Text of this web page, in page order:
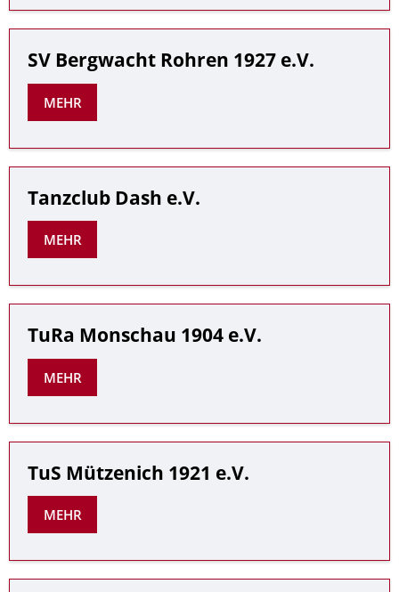
SV Bergwacht Rohren 1927 e.V.
MEHR
Tanzclub Dash e.V.
MEHR
TuRa Monschau 1904 e.V.
MEHR
TuS Mützenich 1921 e.V.
MEHR